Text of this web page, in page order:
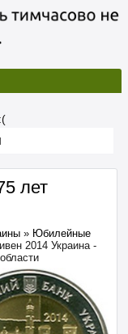
лет
» Юбилейные
2014 Украина -